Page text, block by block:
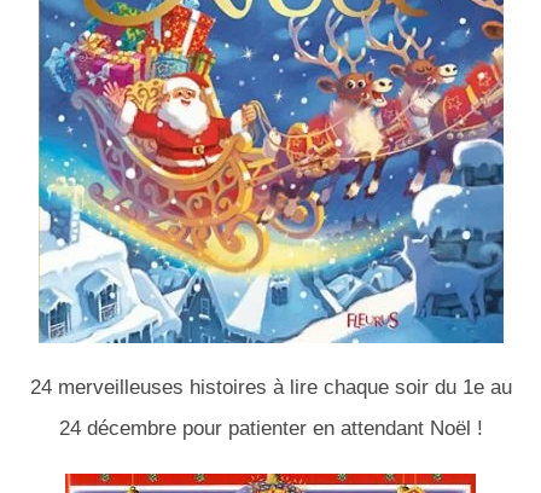
24 merveilleuses histoires à lire chaque soir du 1e au
24 décembre pour patienter en attendant Noël !